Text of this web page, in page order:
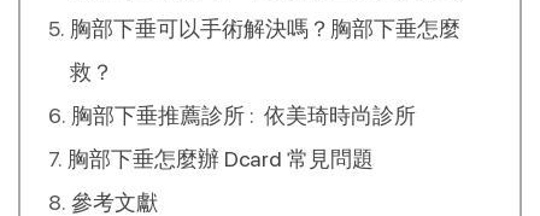
胸部下垂可以手術解決嗎？胸部下垂怎麼
救？
胸部下垂推薦診所 : 依美琦時尚診所
胸部下垂怎麼辦 Dcard 常見問題
參考文獻